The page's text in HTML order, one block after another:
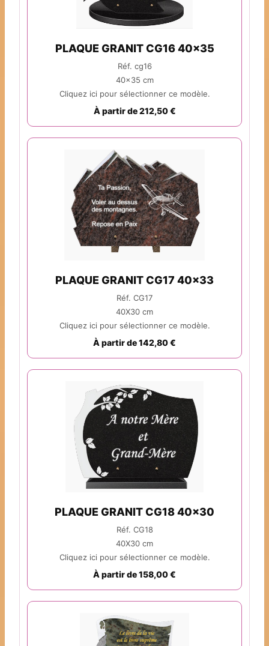
PLAQUE GRANIT CG16 40x35
Réf. cg16
40x35 cm
Cliquez ici pour sélectionner ce modèle.
À partir de 212,50 €
PLAQUE GRANIT CG17 40x33
Réf. CG17
40X30 cm
Cliquez ici pour sélectionner ce modèle.
À partir de 142,80 €
PLAQUE GRANIT CG18 40x30
Réf. CG18
40X30 cm
Cliquez ici pour sélectionner ce modèle.
À partir de 158,00 €